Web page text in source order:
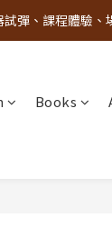
古亭門市 + 先進音
試彈、課程體驗、
Books